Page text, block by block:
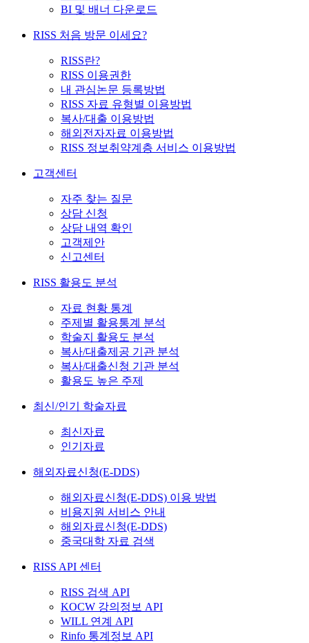
BI 및 배너 다운로드
RISS 처음 방문 이세요?
RISS란?
RISS 이용권한
내 관심논문 등록방법
RISS 자료 유형별 이용방법
복사/대출 이용방법
해외전자자료 이용방법
RISS 정보취약계층 서비스 이용방법
고객센터
자주 찾는 질문
상담 신청
상담 내역 확인
고객제안
신고센터
RISS 활용도 분석
자료 현황 통계
주제별 활용통계 분석
학술지 활용도 분석
복사/대출제공 기관 분석
복사/대출신청 기관 분석
활용도 높은 주제
최신/인기 학술자료
최신자료
인기자료
해외자료신청(E-DDS)
해외자료신청(E-DDS) 이용 방법
비용지원 서비스 안내
해외자료신청(E-DDS)
중국대학 자료 검색
RISS API 센터
RISS 검색 API
KOCW 강의정보 API
WILL 연계 API
Rinfo 통계정보 API